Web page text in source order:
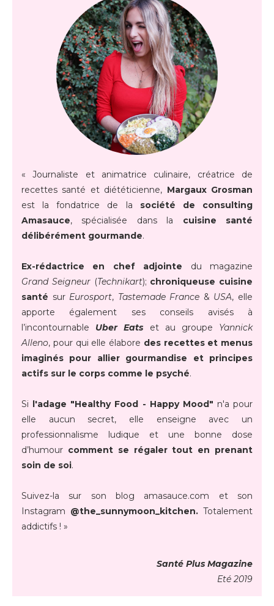
« Journaliste et animatrice culinaire, créatrice de
recettes santé et diététicienne, Margaux Grosman
est la fondatrice de la société de consulting
Amasauce, spécialisée dans la cuisine santé
délibérément gourmande.
Ex-rédactrice en chef adjointe du magazine
Grand Seigneur(Technikart); chroniqueuse cuisine
santé sur Eurosport, Tastemade France & USA, elle
apporte également ses conseils avisés à
l’incontournable Uber Eats et au groupe Yannick
Alleno, pour qui elle élabore des recettes et menus
imaginés pour allier gourmandise et principes
actifs sur le corps comme le psyché.
Si l'adage "Healthy Food - Happy Mood" n'a pour
elle aucun secret, elle enseigne avec un
professionnalisme ludique et une bonne dose
d’humour comment se régaler tout en prenant
soin de soi.
Suivez-la sur son blog amasauce.com et son
Instagram @the_sunnymoon_kitchen. Totalement
addictifs ! »
Santé Plus Magazine
Eté 2019